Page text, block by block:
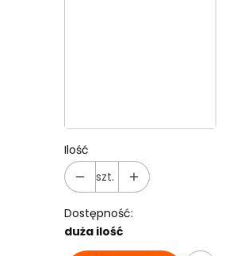
Ilość
szt.
Dostępność:
duża ilość